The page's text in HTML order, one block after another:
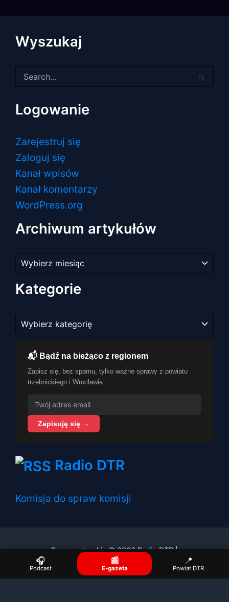
Wyszukaj
dla:
Logowanie
Zarejestruj się
Zaloguj się
Kanał wpisów
Kanał komentarzy
WordPress.org
Archiwum artykułów
artykułów
Kategorie
📬 Bądź na bieżąco z regionem
Zapisz się, bez spamu, tylko ważne sprawy z powiatu
trzebnickiego i Wrocławia.
Zapisuję się →
Radio DTR
Komisja do spraw komisji
Prawa autorskie © 2026 Radio DTR |
🎧
Podcast
📰
E-gazeta
📍
Powiat DTR